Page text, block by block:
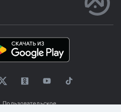
Пользовательское